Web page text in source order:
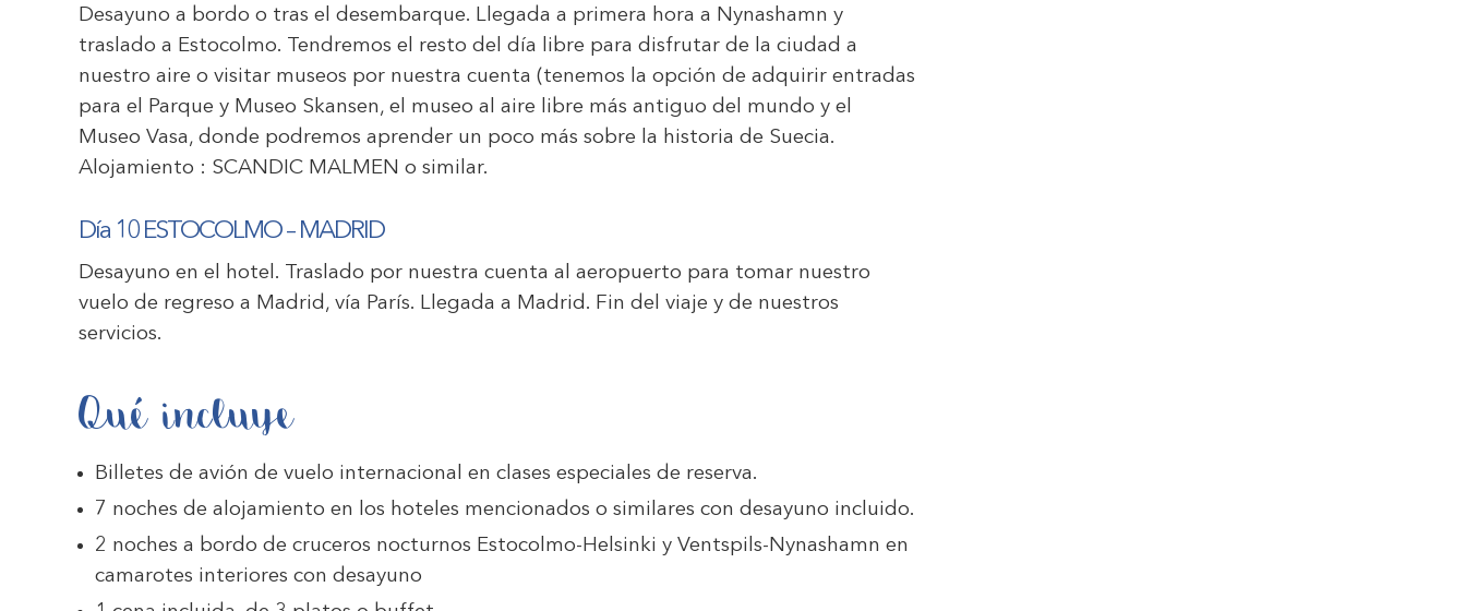
Desayuno a bordo o tras el desembarque. Llegada a primera hora a Nynashamn y
traslado a Estocolmo. Tendremos el resto del día libre para disfrutar de la ciudad a
nuestro aire o visitar museos por nuestra cuenta (tenemos la opción de adquirir entradas
para el Parque y Museo Skansen, el museo al aire libre más antiguo del mundo y el
Museo Vasa, donde podremos aprender un poco más sobre la historia de Suecia.
Alojamiento : SCANDIC MALMEN o similar.
Día 10 ESTOCOLMO – MADRID
Desayuno en el hotel. Traslado por nuestra cuenta al aeropuerto para tomar nuestro
vuelo de regreso a Madrid, vía París. Llegada a Madrid. Fin del viaje y de nuestros
servicios.
Qué incluye
Billetes de avión de vuelo internacional en clases especiales de reserva.
7 noches de alojamiento en los hoteles mencionados o similares con desayuno incluido.
2 noches a bordo de cruceros nocturnos Estocolmo-Helsinki y Ventspils-Nynashamn en
camarotes interiores con desayuno